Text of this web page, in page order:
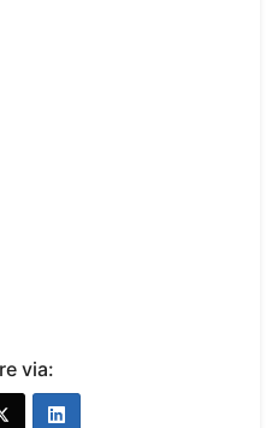
via: